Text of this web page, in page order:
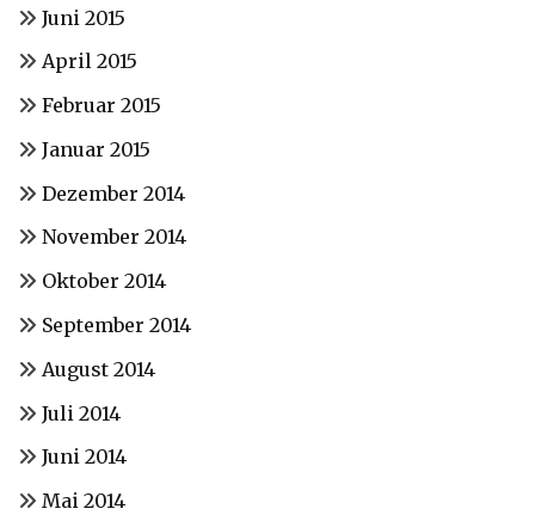
Juni 2015
April 2015
Februar 2015
Januar 2015
Dezember 2014
November 2014
Oktober 2014
September 2014
August 2014
Juli 2014
Juni 2014
Mai 2014